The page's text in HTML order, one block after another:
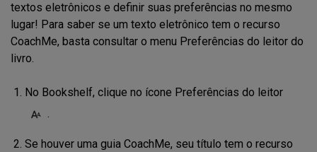
textos eletrônicos e definir suas preferências no mesmo
lugar! Para saber se um texto eletrônico tem o recurso
CoachMe, basta consultar o menu Preferências do leitor do
livro.
No Bookshelf, clique no ícone Preferências do leitor
.
Se houver uma guia CoachMe, seu título tem o recurso